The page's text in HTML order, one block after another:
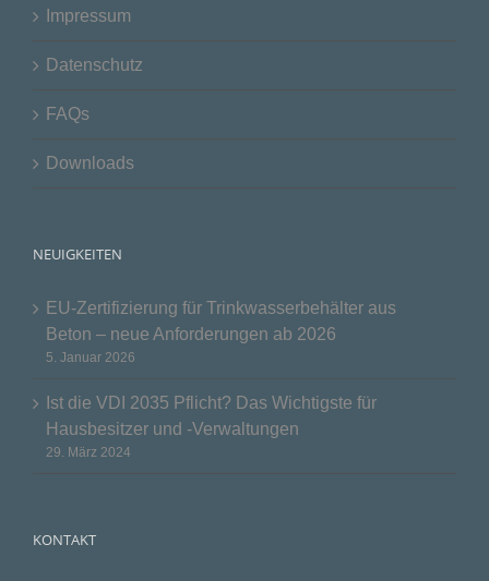
Impressum
Datenschutz
FAQs
Downloads
NEUIGKEITEN
EU-Zertifizierung für Trinkwasserbehälter aus
Beton – neue Anforderungen ab 2026
5. Januar 2026
Ist die VDI 2035 Pflicht? Das Wichtigste für
Hausbesitzer und -Verwaltungen
29. März 2024
KONTAKT